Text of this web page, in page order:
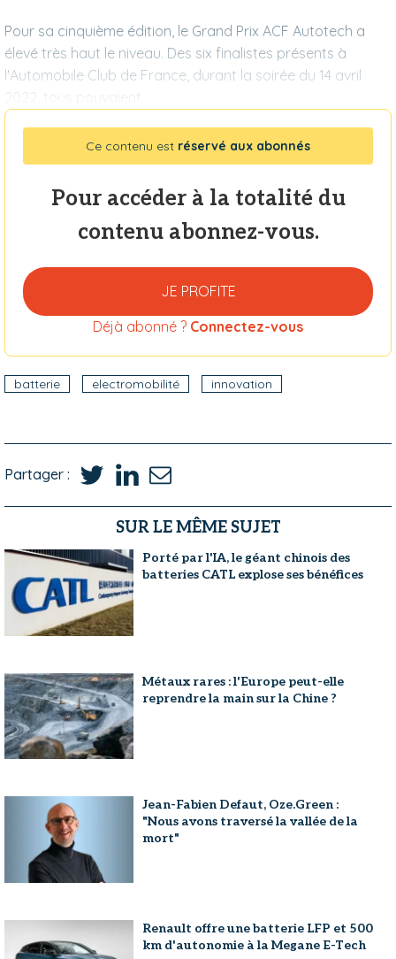
Pour sa cinquième édition, le Grand Prix ACF Autotech a
élevé très haut le niveau. Des six finalistes présents à
l'Automobile Club de France, durant la soirée du 14 avril
2022, tous pouvaient
Ce contenu est réservé aux abonnés
Pour accéder à la totalité du
contenu abonnez-vous.
JE PROFITE
Déjà abonné ? Connectez-vous
batterie electromobilité innovation
Partager :
SUR LE MÊME SUJET
Porté par l'IA, le géant chinois des
batteries CATL explose ses bénéfices
Métaux rares : l'Europe peut-elle
reprendre la main sur la Chine ?
Jean-Fabien Defaut, Oze.Green :
"Nous avons traversé la vallée de la
mort"
Renault offre une batterie LFP et 500
km d'autonomie à la Megane E-Tech